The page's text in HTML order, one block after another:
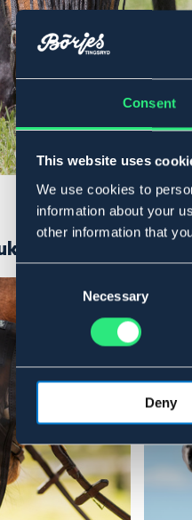
Consent
This website uses
We use cookies to
information about your
other information that
Necessary
Deny